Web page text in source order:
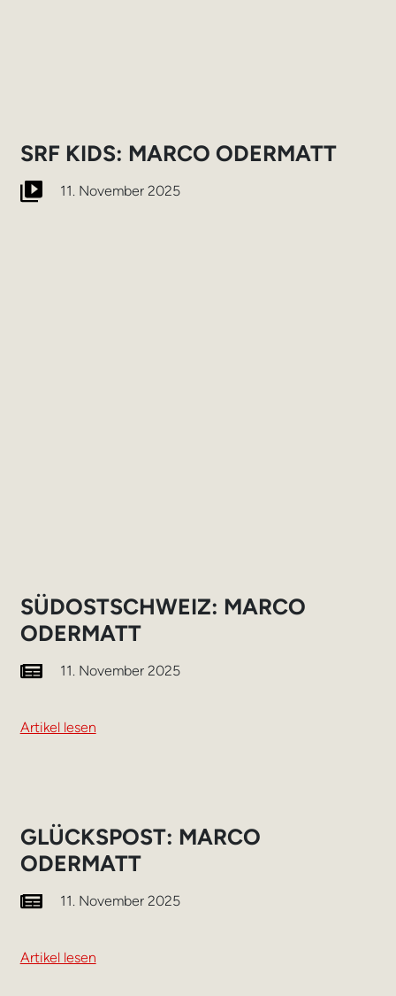
SRF KIDS: MARCO ODERMATT
11. November 2025
SÜDOSTSCHWEIZ: MARCO
ODERMATT
11. November 2025
Artikel lesen
GLÜCKSPOST: MARCO
ODERMATT
11. November 2025
Artikel lesen